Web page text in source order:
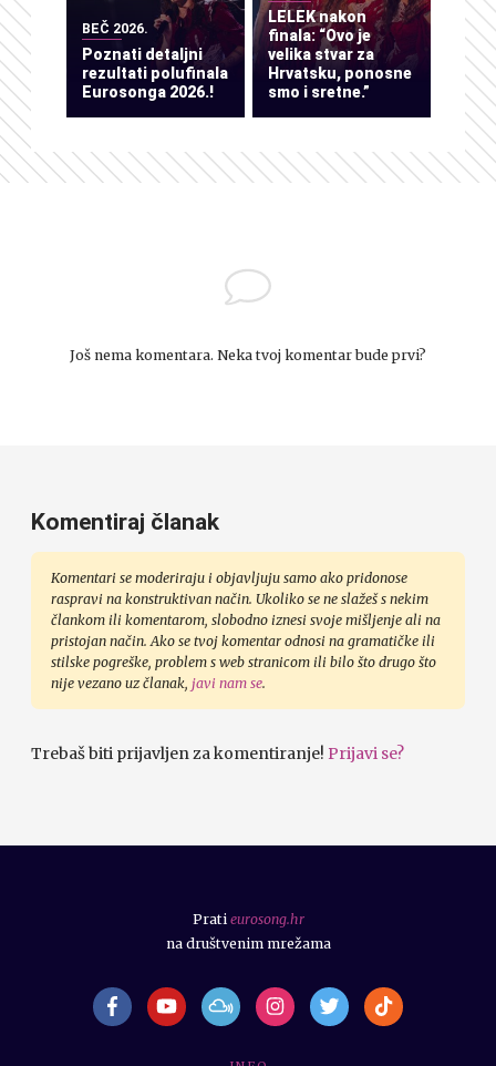
BEČ 2026.
Poznati detaljni
rezultati polufinala
Eurosonga 2026.!
LELEK nakon
finala: “Ovo je
velika stvar za
Hrvatsku, ponosne
smo i sretne.”
Još nema komentara. Neka tvoj komentar bude prvi?
Komentiraj članak
Komentari se moderiraju i objavljuju samo ako pridonose
raspravi na konstruktivan način. Ukoliko se ne slažeš s nekim
člankom ili komentarom, slobodno iznesi svoje mišljenje ali na
pristojan način. Ako se tvoj komentar odnosi na gramatičke ili
stilske pogreške, problem s web stranicom ili bilo što drugo što
nije vezano uz članak, javi nam se.
Trebaš biti prijavljen za komentiranje! Prijavi se?
Prati eurosong.hr
na društvenim mrežama